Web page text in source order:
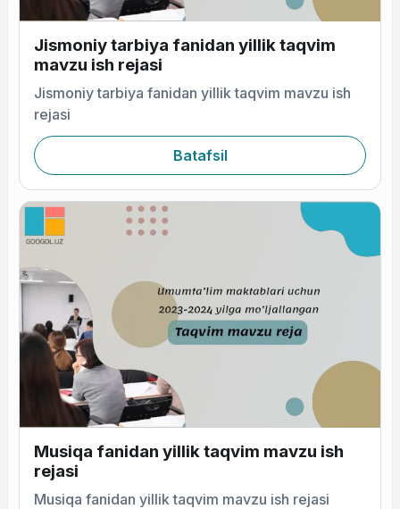
Jismoniy tarbiya fanidan yillik taqvim
mavzu ish rejasi
Jismoniy tarbiya fanidan yillik taqvim mavzu ish
rejasi
Batafsil
Musiqa fanidan yillik taqvim mavzu ish
rejasi
Musiqa fanidan yillik taqvim mavzu ish rejasi